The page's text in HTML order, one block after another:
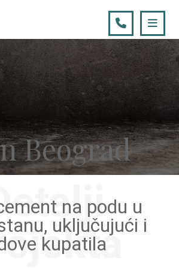
Beograd
na podu u
uključujući i
kupatila